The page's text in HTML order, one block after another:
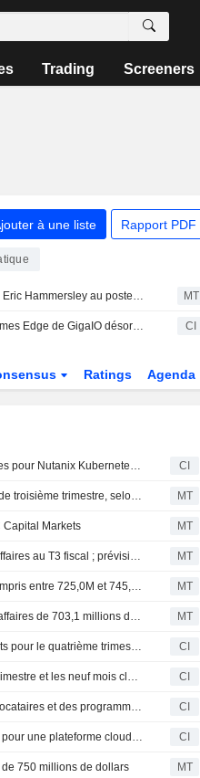
Trading Screeners
à une liste Rapport PDF
Iren nomme Eric Hammersley au poste de Chief Information Security Officer MT
Les plateformes Edge de GigaIO désormais certifiées pour Nutanix Kubernetes Platform et Enterprise AI, résolvant le défi du " dernier kilomètre » de l'IA générative tactique CI
Ratings Agenda
Les plateformes Edge de GigaIO désormais certifiées pour Nutanix Kubernetes Platform et Enterprise AI, résolvant le défi du " dernier kilomètre » de l'IA générative tactique CI
Nutanix : les objectifs sont réalisables après un solide troisième trimestre, selon RBC MT
Capital Markets MT
Nutanix : hausse du bénéfice ajusté et du chiffre d'affaires au T3 fiscal ; prévisions établies pour le T4 MT
(NTNX) Nutanix, Inc. anticipe un chiffre d'affaires compris entre 725,0M et 745,0M de dollars pour le quatrième trimestre MT
Flash résultats (NTNX) : Nutanix publie un chiffre d'affaires de 703,1 millions de dollars au T3, contre 686,3 millions attendus par le consensus FactSet MT
Nutanix, Inc. communique ses prévisions de résultats pour le quatrième trimestre 2026 CI
Nutanix, Inc. publie ses résultats pour le troisième trimestre et les neuf mois clos le 30 avril 2026 CI
Nutanix dévoile de nouvelles capacités cloud multilocataires et des programmes de validation de services CI
Nutanix et NetApp scellent une alliance stratégique pour une plateforme cloud moderne CI
750 millions de dollars MT